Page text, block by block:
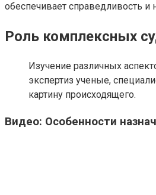
обеспечивает справедливость
Роль комплексных
Изучение различных
экспертиз ученые,
картину происходящего.
Видео: Особенности